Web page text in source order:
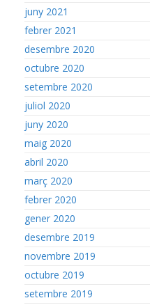
juny 2021
febrer 2021
desembre 2020
octubre 2020
setembre 2020
juliol 2020
juny 2020
maig 2020
abril 2020
març 2020
febrer 2020
gener 2020
desembre 2019
novembre 2019
octubre 2019
setembre 2019